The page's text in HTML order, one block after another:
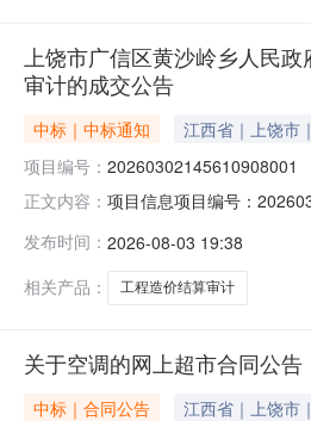
上饶市广信区黄沙岭乡人民
审计的成交公告
中标｜中标通知 江西省｜上饶市
项目编号： 20260302145610908001
正文内容： 项目信息项目编号：
交总价：28000.00备注：
发布时间： 2026-08-03 19:38
相关产品：
工程造价结算审计
关于空调的网上超市合同公告
中标｜合同公告 江西省｜上饶市